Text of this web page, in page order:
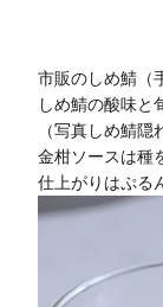
市販のしめ鯖（
しめ鯖の酸味と
（写真しめ鯖隠
⾦柑ソースは種
仕上がりはぷる